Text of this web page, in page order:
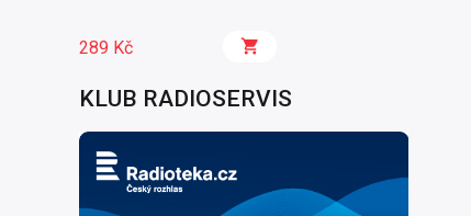
289 Kč
KLUB RADIOSERVIS